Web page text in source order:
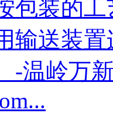
包装的
输送装
-温岭万